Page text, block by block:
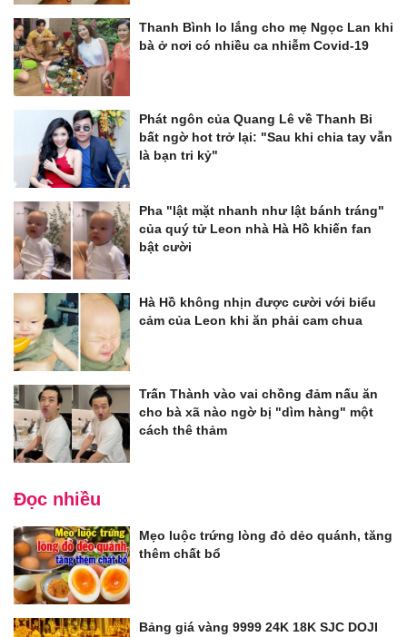
Thanh Bình lo lắng cho mẹ Ngọc Lan khi
bà ở nơi có nhiều ca nhiễm Covid-19
Phát ngôn của Quang Lê về Thanh Bi
bất ngờ hot trở lại: "Sau khi chia tay vẫn
là bạn tri kỷ"
Pha "lật mặt nhanh như lật bánh tráng"
của quý tử Leon nhà Hà Hồ khiến fan
bật cười
Hà Hồ không nhịn được cười với biểu
cảm của Leon khi ăn phải cam chua
Trấn Thành vào vai chồng đảm nấu ăn
cho bà xã nào ngờ bị "dìm hàng" một
cách thê thảm
Đọc nhiều
Mẹo luộc trứng lòng đỏ dẻo quánh, tăng
thêm chất bổ
Bảng giá vàng 9999 24K 18K SJC DOJI